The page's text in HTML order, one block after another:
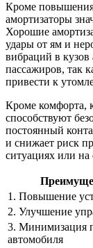
Кроме повышения
амортизаторы
Хорошие
удары от ям и
вибраций в
пассажиров, так
привести к
Кроме комфорта,
способствуют
постоянный
и снижает риск
ситуациях или на
1. Повышение
2. Улучшение
3. Минимизация
автомобиля